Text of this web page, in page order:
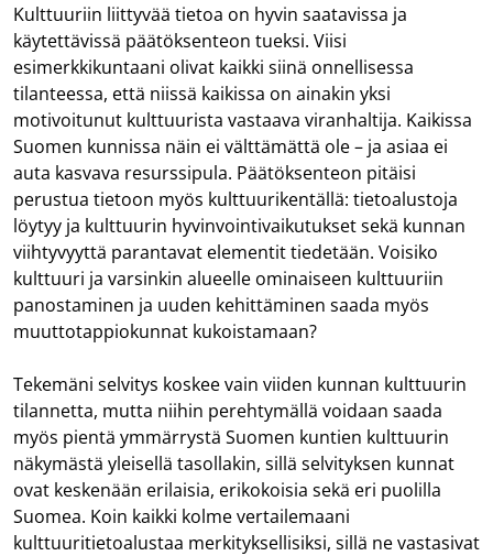
Kulttuuriin liittyvää tietoa on hyvin saatavissa ja
käytettävissä päätöksenteon tueksi. Viisi
esimerkkikuntaani olivat kaikki siinä onnellisessa
tilanteessa, että niissä kaikissa on ainakin yksi
motivoitunut kulttuurista vastaava viranhaltija. Kaikissa
Suomen kunnissa näin ei välttämättä ole – ja asiaa ei
auta kasvava resurssipula. Päätöksenteon pitäisi
perustua tietoon myös kulttuurikentällä: tietoalustoja
löytyy ja kulttuurin hyvinvointivaikutukset sekä kunnan
viihtyvyyttä parantavat elementit tiedetään. Voisiko
kulttuuri ja varsinkin alueelle ominaiseen kulttuuriin
panostaminen ja uuden kehittäminen saada myös
muuttotappiokunnat kukoistamaan?
Tekemäni selvitys koskee vain viiden kunnan kulttuurin
tilannetta, mutta niihin perehtymällä voidaan saada
myös pientä ymmärrystä Suomen kuntien kulttuurin
näkymästä yleisellä tasollakin, sillä selvityksen kunnat
ovat keskenään erilaisia, erikokoisia sekä eri puolilla
Suomea. Koin kaikki kolme vertailemaani
kulttuuritietoalustaa merkityksellisiksi, sillä ne vastasivat